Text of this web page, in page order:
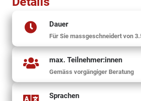
Dauer
Für Sie massgeschneidert von
max. Teilnehmer:innen
Gemäss vorgängiger Beratung
Sprachen